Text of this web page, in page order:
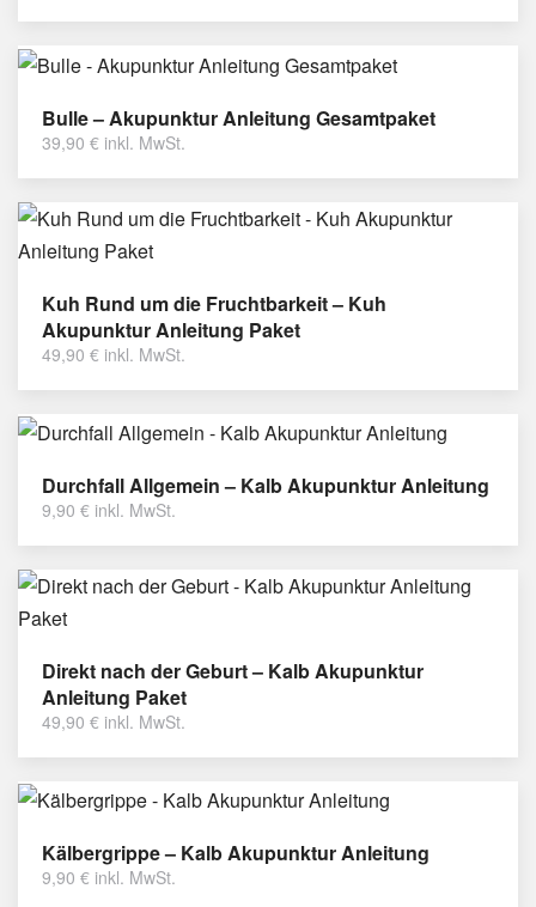
Bulle – Akupunktur Anleitung Gesamtpaket
39,90 € inkl. MwSt.
Kuh Rund um die Fruchtbarkeit – Kuh
Akupunktur Anleitung Paket
49,90 € inkl. MwSt.
Durchfall Allgemein – Kalb Akupunktur Anleitung
9,90 € inkl. MwSt.
Direkt nach der Geburt – Kalb Akupunktur
Anleitung Paket
49,90 € inkl. MwSt.
Kälbergrippe – Kalb Akupunktur Anleitung
9,90 € inkl. MwSt.